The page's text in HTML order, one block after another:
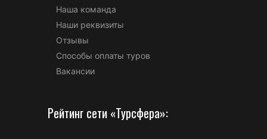
Наша команда
Наши реквизиты
Отзывы
Способы оплаты туров
Вакансии
Рейтинг сети «Турсфера»: